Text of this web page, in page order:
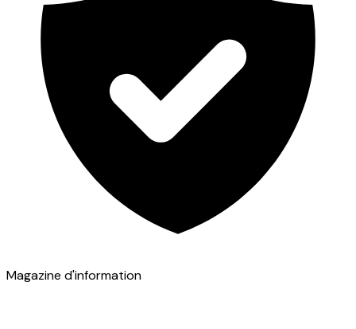
Magazine d'information